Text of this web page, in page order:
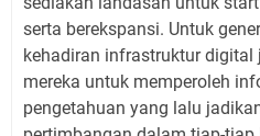
serta berekspansi. Untuk
kehadiran infrastruktur digital
mereka untuk memperoleh
pengetahuan yang lalu